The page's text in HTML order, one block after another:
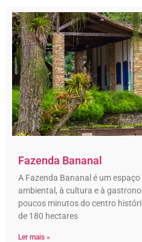
Fazenda Bananal
A Fazenda Bananal é um
ambiental, à cultura e à
poucos minutos do centro
de 180 hectares
Ler mais »